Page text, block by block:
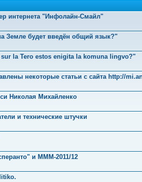
интернета "Инфолайн-Смайл"
Земле будет введён общий язык?"
la Tero estos enigita la komuna lingvo?"
некоторые статьи с сайта http://
Николая Михайленко
и технические штучки
и MMM-2011/12